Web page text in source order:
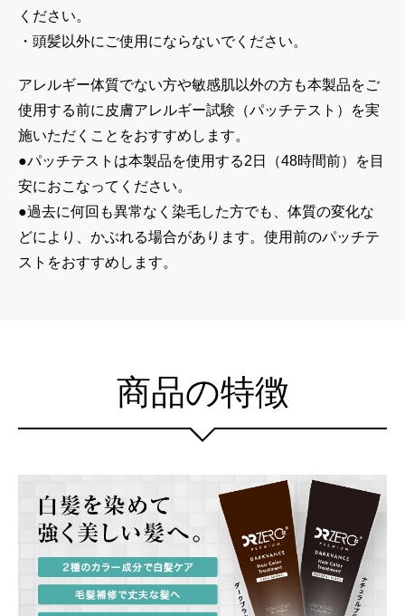
ください。
・頭髪以外にご使用にならないでください。
アレルギー体質でない方や敏感肌以外の方も本製品をご
使用する前に皮膚アレルギー試験（パッチテスト）を実
施いただくことをおすすめします。
●パッチテストは本製品を使用する2日（48時間前）を目
安におこなってください。
●過去に何回も異常なく染毛した方でも、体質の変化な
どにより、かぶれる場合があります。使用前のパッチテ
ストをおすすめします。
商品の特徴